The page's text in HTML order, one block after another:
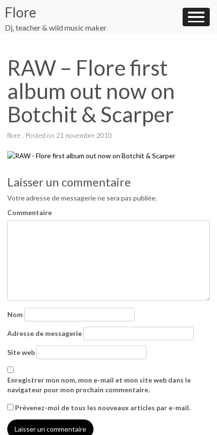
content
Flore
Dj, teacher & wild music maker
RAW – Flore first
album out now on
Botchit & Scarper
flore . Posted on 21 novembre 2010
de
l’article
Laisser un commentaire
Votre adresse de messagerie ne sera pas publiée.
Commentaire
Nom
Adresse de messagerie
Site web
Enregistrer mon nom, mon e-mail et mon site web dans le
navigateur pour mon prochain commentaire.
Prévenez-moi de tous les nouveaux articles par e-mail.